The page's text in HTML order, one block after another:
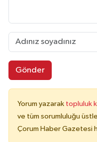
Gönder
Yorum yazarak topluluk
ve tüm sorumluluğu
Çorum Haber Gazetesi